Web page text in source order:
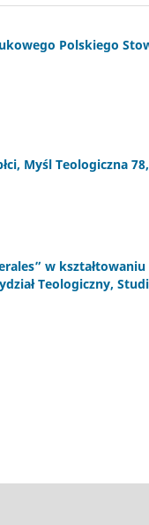
Polskiego
Myśl Teologiczna
w
Teologiczny,